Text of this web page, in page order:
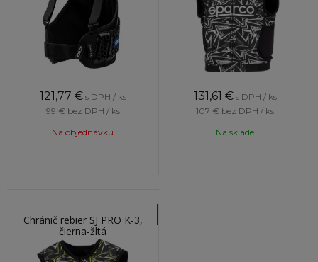
121,77 € s DPH / ks
99 € bez DPH / ks
Na objednávku
131,61 € s DPH / ks
107 € bez DPH / ks
Na sklade
Chránič rebier SJ PRO K-3,
čierna-žltá